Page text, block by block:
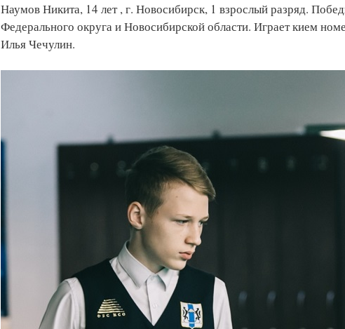
Наумов Никита, 14 лет , г. Новосибирск, 1 взрослый разряд.
Федерального округа и Новосибирской области. Играет кием
Илья Чечулин.